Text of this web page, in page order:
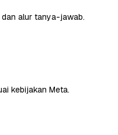
alur tanya-jawab.
kebijakan Meta.